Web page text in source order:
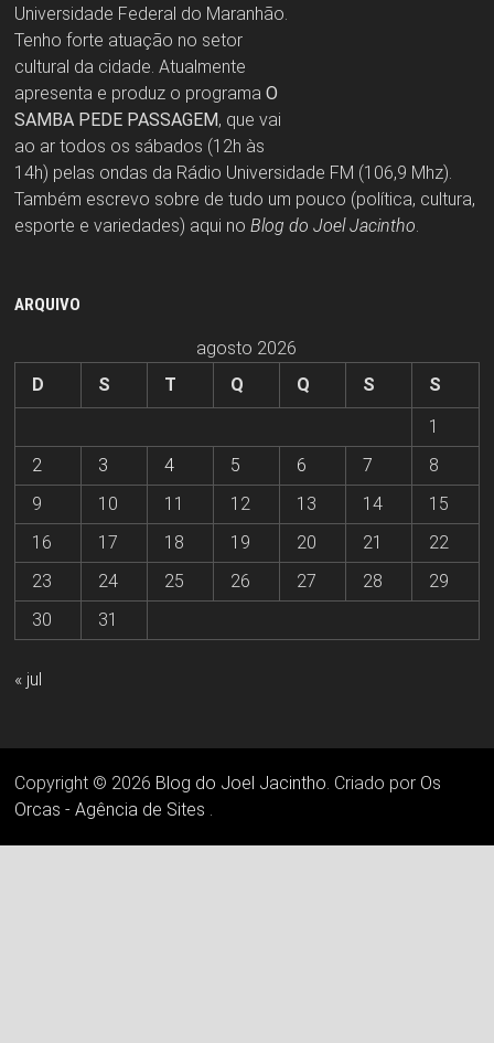
Universidade Federal do Maranhão.
Tenho forte atuação no setor
cultural da cidade. Atualmente
apresenta e produz o programa O
SAMBA PEDE PASSAGEM, que vai
ao ar todos os sábados (12h às
14h) pelas ondas da Rádio Universidade FM (106,9 Mhz).
Também escrevo sobre de tudo um pouco (política, cultura,
esporte e variedades) aqui no Blog do Joel Jacintho.
ARQUIVO
agosto 2026
D
S T Q Q S
S
1
2
3 4 5 6 7
8
9
10 11 12 13 14
15
16
17 18 19 20 21
22
23
24 25 26 27 28
29
30
31
« jul
Copyright © 2026 Blog do Joel Jacintho. Criado por Os
Orcas - Agência de Sites .